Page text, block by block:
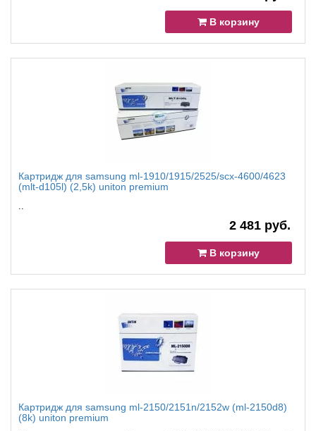
В корзину
Картридж для samsung ml-1910/1915/2525/scx-4600/4623
(mlt-d105l) (2,5k) uniton premium
..
2 481 руб.
В корзину
Картридж для samsung ml-2150/2151n/2152w (ml-2150d8)
(8k) uniton premium